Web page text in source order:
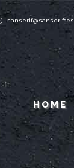
sanserif@sanserif.es
HOME